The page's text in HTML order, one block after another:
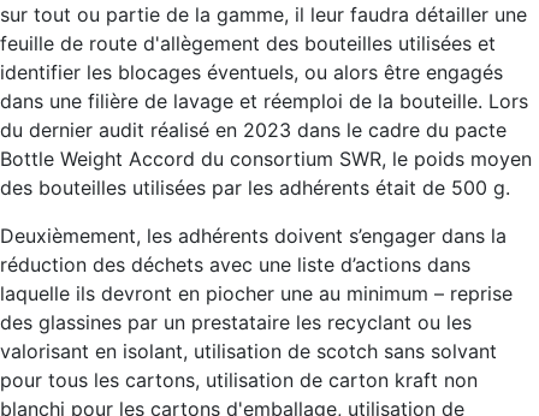
sur tout ou partie de la gamme, il leur faudra détailler une
feuille de route d'allègement des bouteilles utilisées et
identifier les blocages éventuels, ou alors être engagés
dans une filière de lavage et réemploi de la bouteille. Lors
du dernier audit réalisé en 2023 dans le cadre du pacte
Bottle Weight Accord du consortium SWR, le poids moyen
des bouteilles utilisées par les adhérents était de 500 g.
Deuxièmement, les adhérents doivent s’engager dans la
réduction des déchets avec une liste d’actions dans
laquelle ils devront en piocher une au minimum – reprise
des glassines par un prestataire les recyclant ou les
valorisant en isolant, utilisation de scotch sans solvant
pour tous les cartons, utilisation de carton kraft non
blanchi pour les cartons d'emballage, utilisation de